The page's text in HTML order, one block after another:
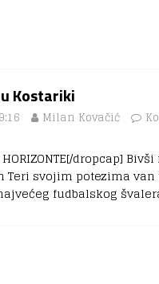
Kostariki
Milan Kovačić
HORIZONTE[/dropcap]
Teri svojim potezima
fudbalskog